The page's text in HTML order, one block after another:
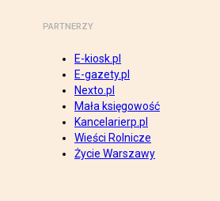
PARTNERZY
E-kiosk.pl
E-gazety.pl
Nexto.pl
Mała księgowość
Kancelarierp.pl
Wieści Rolnicze
Życie Warszawy